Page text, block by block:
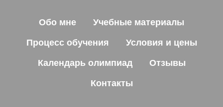
Обо мне Учебные материалы
Процесс обучения Условия и цены
Календарь олимпиад Отзывы
Контакты